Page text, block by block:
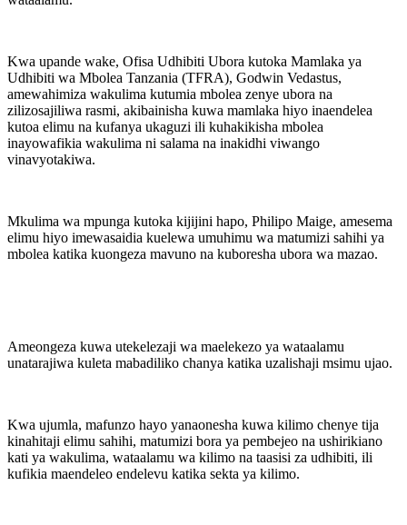
Kwa upande wake, Ofisa Udhibiti Ubora kutoka Mamlaka ya
Udhibiti wa Mbolea Tanzania (TFRA), Godwin Vedastus,
amewahimiza wakulima kutumia mbolea zenye ubora na
zilizosajiliwa rasmi, akibainisha kuwa mamlaka hiyo inaendelea
kutoa elimu na kufanya ukaguzi ili kuhakikisha mbolea
inayowafikia wakulima ni salama na inakidhi viwango
vinavyotakiwa.
Mkulima wa mpunga kutoka kijijini hapo, Philipo Maige, amesema
elimu hiyo imewasaidia kuelewa umuhimu wa matumizi sahihi ya
mbolea katika kuongeza mavuno na kuboresha ubora wa mazao.
Ameongeza kuwa utekelezaji wa maelekezo ya wataalamu
unatarajiwa kuleta mabadiliko chanya katika uzalishaji msimu ujao.
Kwa ujumla, mafunzo hayo yanaonesha kuwa kilimo chenye tija
kinahitaji elimu sahihi, matumizi bora ya pembejeo na ushirikiano
kati ya wakulima, wataalamu wa kilimo na taasisi za udhibiti, ili
kufikia maendeleo endelevu katika sekta ya kilimo.